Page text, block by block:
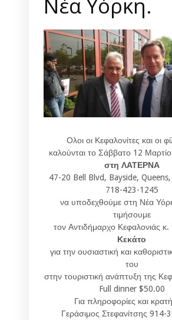
Ολοι οι Κεφαλονίτες και οι
καλούνται το Σάββατο 12
στη ΛΑΤΕΡΝΑ
47-20 Bell Blvd, Bayside,
718-423-1245
να υποδεχθούμε στη Νέα
τιμήσουμε
τον Αντιδήμαρχο Κεφαλονιάς κ.
Κεκάτο
για την ουσιαστική και
του
στην τουριστική ανάπτυξη της
Full dinner $50.00
Για πληροφορίες και
Γεράσιμος Στεφανίτσης 914-